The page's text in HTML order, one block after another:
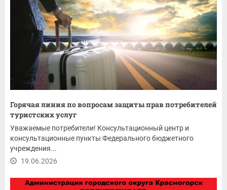
Горячая линия по вопросам защиты прав потребителей
туристских услуг
Уважаемые потребители! Консультационный центр и
консультационные пункты Федерального бюджетного
учреждения...
19.06.2026